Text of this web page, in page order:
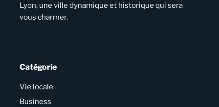
Lyon, une ville dynamique et historique qui sera
vous charmer.
Catégorie
Vie locale
Business